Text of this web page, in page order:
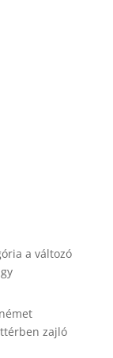
a változó
zajló